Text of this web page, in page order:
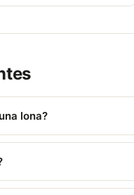
lona?
pensado para un
para una fijación